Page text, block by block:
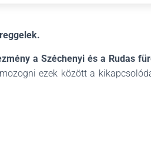
a Széchenyi és a Rudas
mozogni ezek között a